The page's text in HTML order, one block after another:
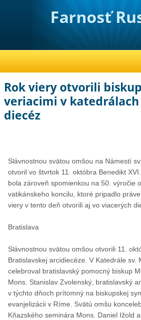
Farnosť
Rok viery otvorili
veriacimi v
diecéz
Slávnostnou svätou omšou na Námestí
otvoril vo štvrtok 11. októbra Benedikt
bola zároveň spomienkou na 50. výročie
vatikánskeho koncilu, ktoré pripadlo
viery v tento deň otvorili aj vo viacerých
Bratislava
Slávnostnou svätou omšou otvorili 11.
Bratislavskej arcidiecéze. V Katedrále sv.
celebroval bratislavský pomocný biskup
Mons. Stanislav Zvolenský, bratislavský
v týchto dňoch prítomný na biskupskej
evanjelizácii v Ríme. Svätú omšu
Kňazského seminára Mons. Daniel Ižold